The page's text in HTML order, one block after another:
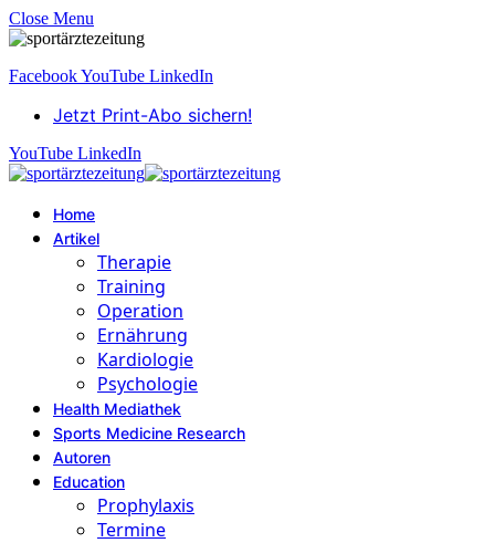
Close Menu
FacebookYouTube LinkedIn
Jetzt Print-Abo sichern!
YouTube LinkedIn
Home
Artikel
Therapie
Training
Operation
Ernährung
Kardiologie
Psychologie
Health Mediathek
Sports Medicine Research
Autoren
Education
Prophylaxis
Termine